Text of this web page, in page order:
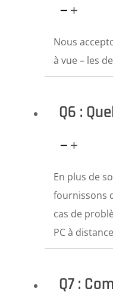
Nous
à vue – les
Q6 :
En plus de
fournissons
cas de
PC à
Q7 :